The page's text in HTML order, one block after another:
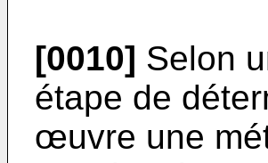
[0010] Selon
étape de
œuvre une